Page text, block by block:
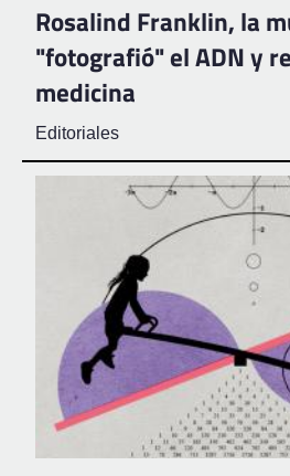
Rosalind Franklin, la
"fotografió" el ADN y
medicina
Editoriales